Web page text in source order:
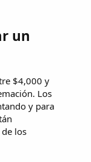
un
$4,000 y
Los
y para
los